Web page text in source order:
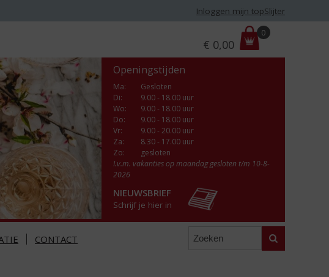
Inloggen mijn topSlijter
r
i
€ 0,00
0
Openingstijden
Ma:
Gesloten
Di:
9.00 - 18.00 uur
Wo:
9.00 - 18.00 uur
Do:
9.00 - 18.00 uur
Vr:
9.00 - 20.00 uur
Za:
8.30 - 17.00 uur
Zo:
gesloten
I.v.m. vakanties op maandag gesloten t/m 10-8-
2026
NIEUWSBRIEF
Schrijf je hier in
CONTACT Zoeken